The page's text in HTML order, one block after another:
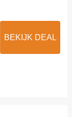
BEKIJK DEAL